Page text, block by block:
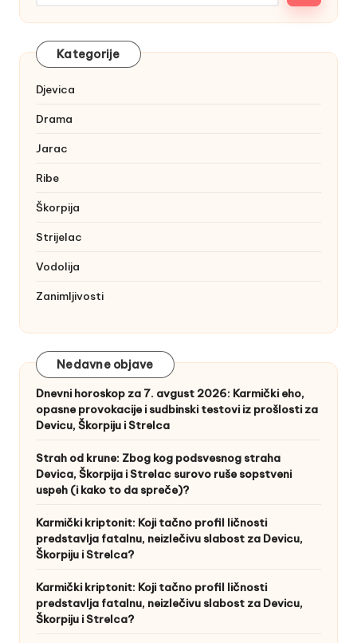
Kategorije
Djevica
Drama
Jarac
Ribe
Škorpija
Strijelac
Vodolija
Zanimljivosti
Nedavne objave
Dnevni horoskop za 7. avgust 2026: Karmički eho,
opasne provokacije i sudbinski testovi iz prošlosti za
Devicu, Škorpiju i Strelca
Strah od krune: Zbog kog podsvesnog straha
Devica, Škorpija i Strelac surovo ruše sopstveni
uspeh (i kako to da spreče)?
Karmički kriptonit: Koji tačno profil ličnosti
predstavlja fatalnu, neizlečivu slabost za Devicu,
Škorpiju i Strelca?
Karmički kriptonit: Koji tačno profil ličnosti
predstavlja fatalnu, neizlečivu slabost za Devicu,
Škorpiju i Strelca?